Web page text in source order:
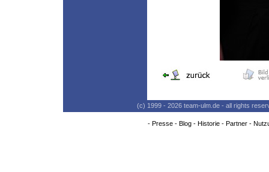
(c) 1999 - 2026 team-ulm.de - all rights
- Presse- Blog- Historie- Partner-